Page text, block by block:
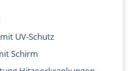
UV-Schutz
Schirm